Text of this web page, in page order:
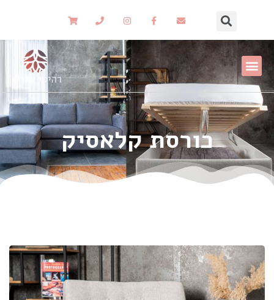
כורסת קלאסיק